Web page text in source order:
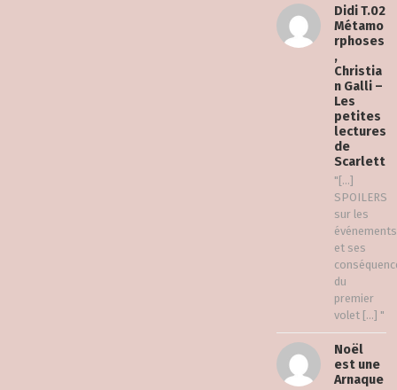
Didi T.02
Métamo
rphoses
,
Christia
n Galli –
Les
petites
lectures
de
Scarlett
"[…]
SPOILERS
sur les
événements
et ses
du
premier
volet […] "
Noël
est une
Arnaque